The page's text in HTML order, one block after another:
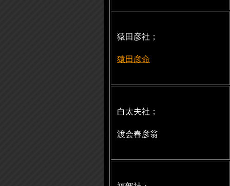
猿田彦社；
猿田彦命
白太夫社；
渡会春彦翁